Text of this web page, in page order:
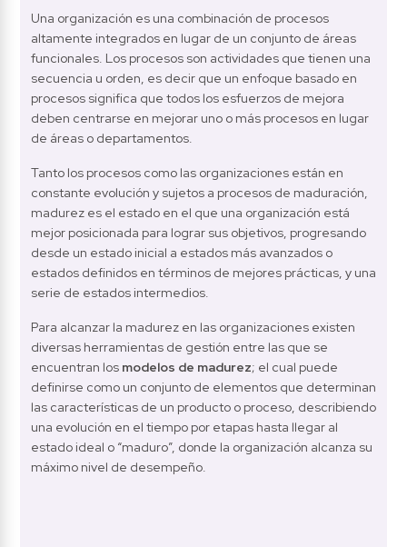
Una organización es una combinación de procesos
altamente integrados en lugar de un conjunto de áreas
funcionales. Los procesos son actividades que tienen una
secuencia u orden, es decir que un enfoque basado en
procesos significa que todos los esfuerzos de mejora
deben centrarse en mejorar uno o más procesos en lugar
de áreas o departamentos.
Tanto los procesos como las organizaciones están en
constante evolución y sujetos a procesos de maduración,
madurez es el estado en el que una organización está
mejor posicionada para lograr sus objetivos, progresando
desde un estado inicial a estados más avanzados o
estados definidos en términos de mejores prácticas, y una
serie de estados intermedios.
Para alcanzar la madurez en las organizaciones existen
diversas herramientas de gestión entre las que se
encuentran los modelos de madurez; el cual puede
definirse como un conjunto de elementos que determinan
las características de un producto o proceso, describiendo
una evolución en el tiempo por etapas hasta llegar al
estado ideal o “maduro”, donde la organización alcanza su
máximo nivel de desempeño.